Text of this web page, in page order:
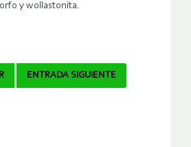
y wollastonita.
ENTRADA SIGUIENTE